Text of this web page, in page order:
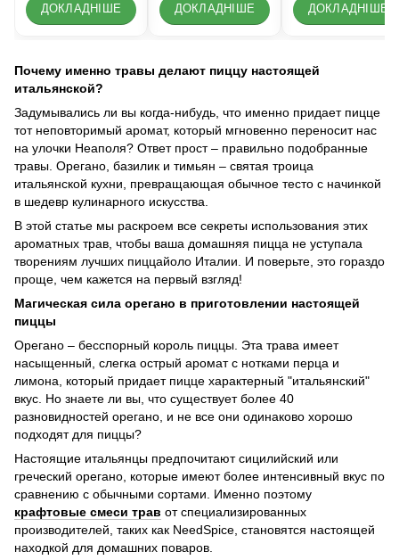
ДОКЛАДНІШЕ ДОКЛАДНІШЕ ДОКЛАДНІШЕ
Почему именно травы делают пиццу настоящей
итальянской?
Задумывались ли вы когда-нибудь, что именно придает пицце
тот неповторимый аромат, который мгновенно переносит нас
на улочки Неаполя? Ответ прост – правильно подобранные
травы. Орегано, базилик и тимьян – святая троица
итальянской кухни, превращающая обычное тесто с начинкой
в шедевр кулинарного искусства.
В этой статье мы раскроем все секреты использования этих
ароматных трав, чтобы ваша домашняя пицца не уступала
творениям лучших пиццайоло Италии. И поверьте, это гораздо
проще, чем кажется на первый взгляд!
Магическая сила орегано в приготовлении настоящей
пиццы
Орегано – бесспорный король пиццы. Эта трава имеет
насыщенный, слегка острый аромат с нотками перца и
лимона, который придает пицце характерный "итальянский"
вкус. Но знаете ли вы, что существует более 40
разновидностей орегано, и не все они одинаково хорошо
подходят для пиццы?
Настоящие итальянцы предпочитают сицилийский или
греческий орегано, которые имеют более интенсивный вкус по
сравнению с обычными сортами. Именно поэтому
крафтовые смеси трав от специализированных
производителей, таких как NeedSpice, становятся настоящей
находкой для домашних поваров.